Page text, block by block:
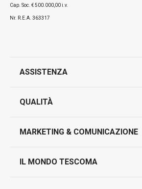
Cap. Soc. € 500.000,00 i.v.
Nr. R.E.A. 363317
ASSISTENZA
contatti
QUALITÀ
test sui prodotti
MARKETING & COMUNICAZIONE
IL MONDO TESCOMA